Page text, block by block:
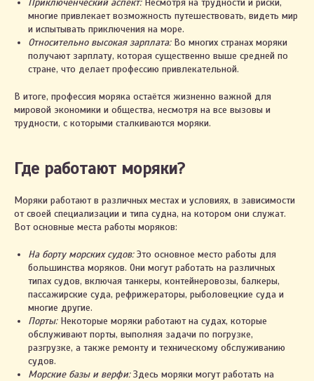
Приключенческий аспект:Несмотря на трудности и риски,
многие привлекает возможность путешествовать, видеть мир
и испытывать приключения на море.
Относительно высокая зарплата:Во многих странах моряки
получают зарплату, которая существенно выше средней по
стране, что делает профессию привлекательной.
В итоге, профессия моряка остаётся жизненно важной для
мировой экономики и общества, несмотря на все вызовы и
трудности, с которыми сталкиваются моряки.
Где работают моряки?
Моряки работают в различных местах и условиях, в зависимости
от своей специализации и типа судна, на котором они служат.
Вот основные места работы моряков:
На борту морских судов:Это основное место работы для
большинства моряков. Они могут работать на различных
типах судов, включая танкеры, контейнеровозы, балкеры,
пассажирские суда, рефрижераторы, рыболовецкие суда и
многие другие.
Порты:Некоторые моряки работают на судах, которые
обслуживают порты, выполняя задачи по погрузке,
разгрузке, а также ремонту и техническому обслуживанию
судов.
Морские базы и верфи:Здесь моряки могут работать на